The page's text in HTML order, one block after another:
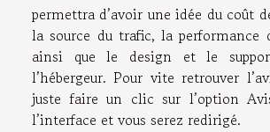
permettra d’avoir une idée du coût
la source du trafic, la performance
ainsi que le design et le
l’hébergeur. Pour vite retrouver
juste faire un clic sur l’option
l’interface et vous serez redirigé.